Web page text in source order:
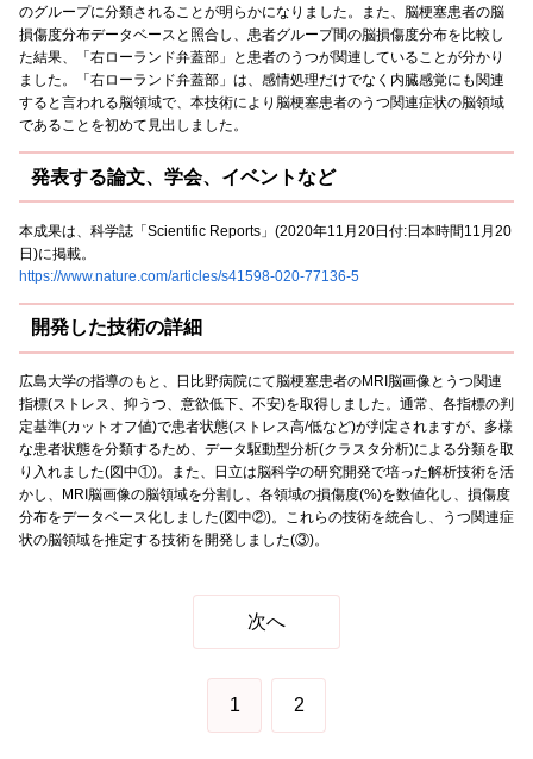
のグループに分類されることが明らかになりました。また、脳梗塞患者の脳
損傷度分布データベースと照合し、患者グループ間の脳損傷度分布を比較し
た結果、「右ローランド弁蓋部」と患者のうつが関連していることが分かり
ました。「右ローランド弁蓋部」は、感情処理だけでなく内臓感覚にも関連
すると言われる脳領域で、本技術により脳梗塞患者のうつ関連症状の脳領域
であることを初めて見出しました。
発表する論文、学会、イベントなど
本成果は、科学誌「Scientific Reports」(2020年11月20日付:日本時間11月20
日)に掲載。
https://www.nature.com/articles/s41598-020-77136-5
開発した技術の詳細
広島大学の指導のもと、日比野病院にて脳梗塞患者のMRI脳画像とうつ関連
指標(ストレス、抑うつ、意欲低下、不安)を取得しました。通常、各指標の判
定基準(カットオフ値)で患者状態(ストレス高/低など)が判定されますが、多様
な患者状態を分類するため、データ駆動型分析(クラスタ分析)による分類を取
り入れました(図中①)。また、日立は脳科学の研究開発で培った解析技術を活
かし、MRI脳画像の脳領域を分割し、各領域の損傷度(%)を数値化し、損傷度
分布をデータベース化しました(図中②)。これらの技術を統合し、うつ関連症
状の脳領域を推定する技術を開発しました(③)。
次へ
1 2